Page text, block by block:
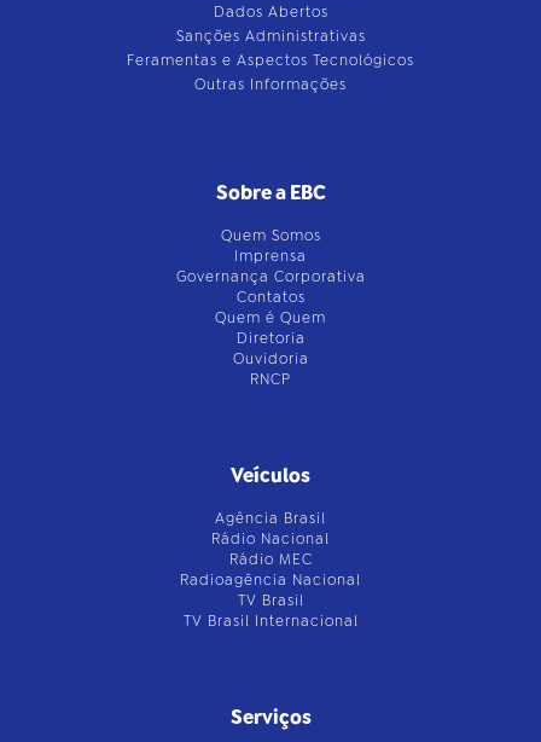
Dados Abertos
Sanções Administrativas
Feramentas e Aspectos Tecnológicos
Outras Informações
Sobre a EBC
Quem Somos
Imprensa
Governança Corporativa
Contatos
Quem é Quem
Diretoria
Ouvidoria
RNCP
Veículos
Agência Brasil
Rádio Nacional
Rádio MEC
Radioagência Nacional
TV Brasil
TV Brasil Internacional
Serviços